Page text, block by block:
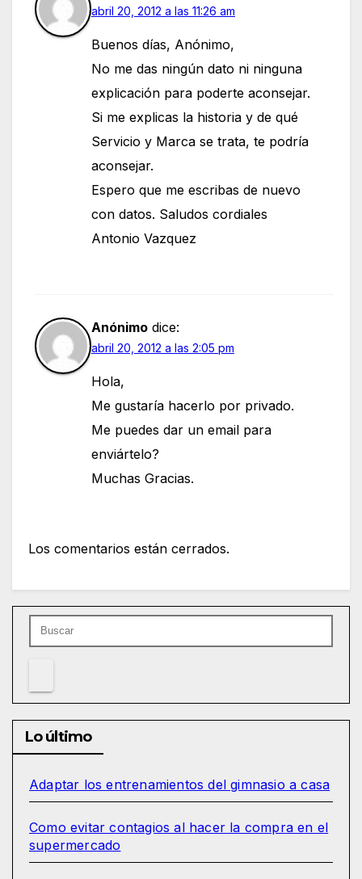
abril 20, 2012 a las 11:26 am
Buenos días, Anónimo,
No me das ningún dato ni ninguna
explicación para poderte aconsejar.
Si me explicas la historia y de qué
Servicio y Marca se trata, te podría
aconsejar.
Espero que me escribas de nuevo
con datos. Saludos cordiales
Antonio Vazquez
Anónimo dice:
abril 20, 2012 a las 2:05 pm
Hola,
Me gustaría hacerlo por privado.
Me puedes dar un email para
enviártelo?
Muchas Gracias.
Los comentarios están cerrados.
Lo último
Adaptar los entrenamientos del gimnasio a casa
Como evitar contagios al hacer la compra en el
supermercado